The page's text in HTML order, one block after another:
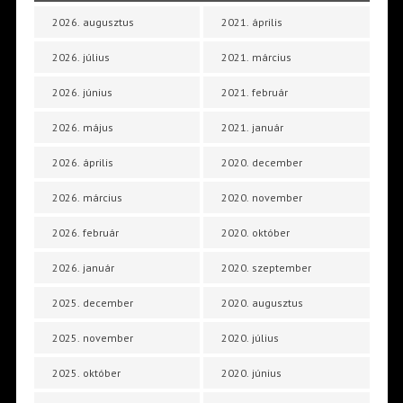
2026. augusztus
2026. július
2026. június
2026. május
2026. április
2026. március
2026. február
2026. január
2025. december
2025. november
2025. október
2021. április
2021. március
2021. február
2021. január
2020. december
2020. november
2020. október
2020. szeptember
2020. augusztus
2020. július
2020. június